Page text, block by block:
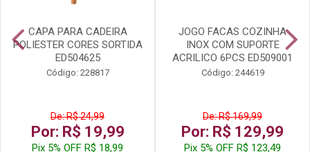
CAPA PARA CADEIRA
POLIESTER CORES SORTIDA
ED504625
Código: 228817
De: R$ 24,99
Por: R$ 19,99
Pix 5% OFF R$ 18,99
JOGO FACAS COZINHA
INOX COM SUPORTE
ACRILICO 6PCS ED509001
Código: 244619
De: R$ 169,99
Por: R$ 129,99
Pix 5% OFF R$ 123,49